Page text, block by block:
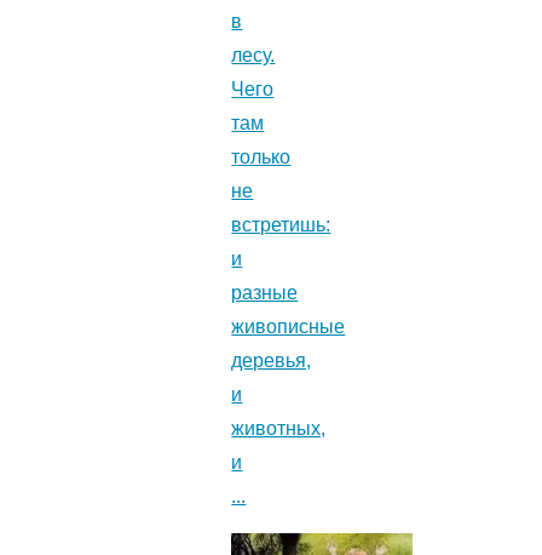
в
лесу.
Чего
там
только
не
встретишь:
и
разные
живописные
деревья,
и
животных,
и
...